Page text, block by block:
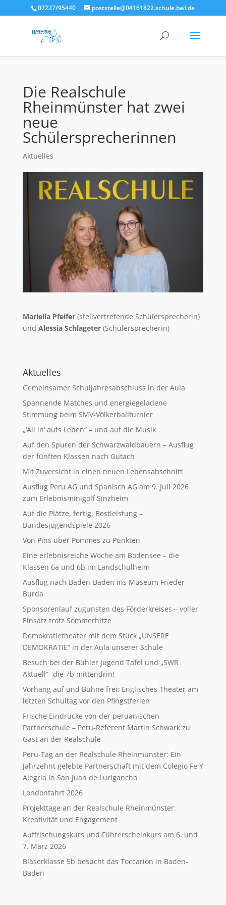
07227/95440 poststelle@04161822.schule.bwl.de
Die Realschule
Rheinmünster hat zwei
neue
Schülersprecherinnen
Aktuelles
Mariella Pfeifer(stellvertretende Schülersprecherin)
und Alessia Schlageter(Schülersprecherin)
Aktuelles
Gemeinsamer Schuljahresabschluss in der Aula
Spannende Matches und energiegeladene
Stimmung beim SMV-Völkerballturnier
„‘All in‘ aufs Leben“ – und auf die Musik
Auf den Spuren der Schwarzwaldbauern – Ausflug
der fünften Klassen nach Gutach
Mit Zuversicht in einen neuen Lebensabschnitt
Ausflug Peru AG und Spanisch AG am 9. Juli 2026
zum Erlebnisminigolf Sinzheim
Auf die Plätze, fertig, Bestleistung –
Bundesjugendspiele 2026
Von Pins über Pommes zu Punkten
Eine erlebnisreiche Woche am Bodensee – die
Klassen 6a und 6b im Landschulheim
Ausflug nach Baden-Baden ins Museum Frieder
Burda
Sponsorenlauf zugunsten des Förderkreises – voller
Einsatz trotz Sommerhitze
Demokratietheater mit dem Stück „UNSERE
DEMOKRATIE“ in der Aula unserer Schule
Besuch bei der Bühler Jugend Tafel und „SWR
Aktuell“- die 7b mittendrin!
Vorhang auf und Bühne frei: Englisches Theater am
letzten Schultag vor den Pfingstferien
Frische Eindrücke von der peruanischen
Partnerschule – Peru-Referent Martin Schwark zu
Gast an der Realschule
Peru-Tag an der Realschule Rheinmünster: Ein
Jahrzehnt gelebte Partnerschaft mit dem Colegio Fe Y
Alegría in San Juan de Lurigancho
Londonfahrt 2026
Projekttage an der Realschule Rheinmünster:
Kreativität und Engagement
Auffrischungskurs und Führerscheinkurs am 6. und
7. März 2026
Bläserklasse 5b besucht das Toccarion in Baden-
Baden